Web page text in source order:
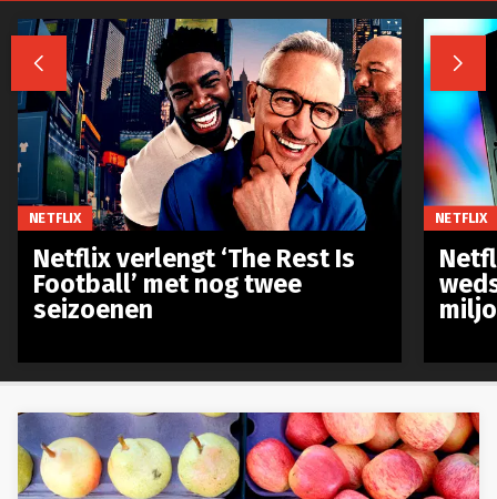
 
NETFLIX
Netflix verlengt ‘The Rest Is
Football’ met nog twee
seizoenen
NETFLIX